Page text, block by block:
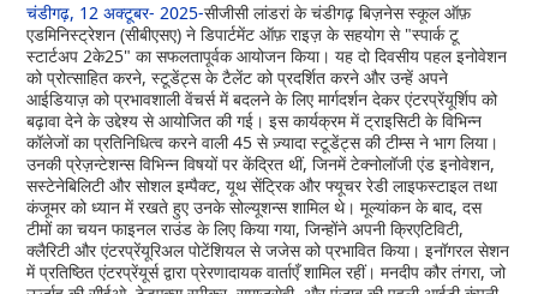
चंडीगढ़, 12 अक्टूबर- 2025-सीजीसी लांडरां के चंडीगढ़ बिज़नेस स्कूल ऑफ़
एडमिनिस्ट्रेशन (सीबीएसए) ने डिपार्टमेंट ऑफ़ राइज़ के सहयोग से "स्पार्क टू
स्टार्टअप 2के25" का सफलतापूर्वक आयोजन किया। यह दो दिवसीय पहल इनोवेशन
को प्रोत्साहित करने, स्टूडेंट्स के टैलेंट को प्रदर्शित करने और उन्हें अपने
आईडियाज़ को प्रभावशाली वेंचर्स में बदलने के लिए मार्गदर्शन देकर एंटरप्रेंयूर्शिप को
बढ़ावा देने के उद्देश्य से आयोजित की गई। इस कार्यक्रम में ट्राइसिटी के विभिन्न
कॉलेजों का प्रतिनिधित्व करने वाली 45 से ज़्यादा स्टूडेंट्स की टीम्स ने भाग लिया।
उनकी प्रेज़न्टेशन्स विभिन्न विषयों पर केंद्रित थीं, जिनमें टेक्नोलॉजी एंड इनोवेशन,
सस्टेनेबिलिटी और सोशल इम्पैक्ट, यूथ सेंट्रिक और फ्यूचर रेडी लाइफस्टाइल तथा
कंजूमर को ध्यान में रखते हुए उनके सोल्यूशन्स शामिल थे। मूल्यांकन के बाद, दस
टीमों का चयन फाइनल राउंड के लिए किया गया, जिन्होंने अपनी क्रिएटिविटी,
क्लैरिटी और एंटरप्रेंयूरिअल पोटेंशियल से जजेस को प्रभावित किया। इनॉगरल सेशन
में प्रतिष्ठित एंटरप्रेंयूर्स द्वारा प्रेरणादायक वार्ताएँ शामिल रहीं। मनदीप कौर तंगरा, जो